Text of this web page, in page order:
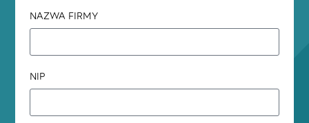
NAZWA FIRMY
NIP